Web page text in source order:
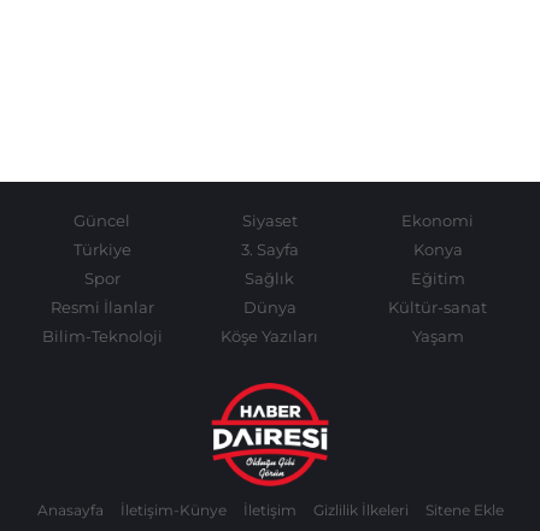
Güncel Siyaset
Ekonomi
Türkiye
3. Sayfa
Konya
Spor
Sağlık
Eğitim
Resmi İlanlar
Dünya
Kültür-sanat
Bilim-Teknoloji
Köşe Yazıları Yaşam
Anasayfa İletişim-Künye İletişim Gizlilik İlkeleri Sitene Ekle